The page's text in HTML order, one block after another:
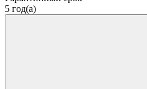
5 год(а)